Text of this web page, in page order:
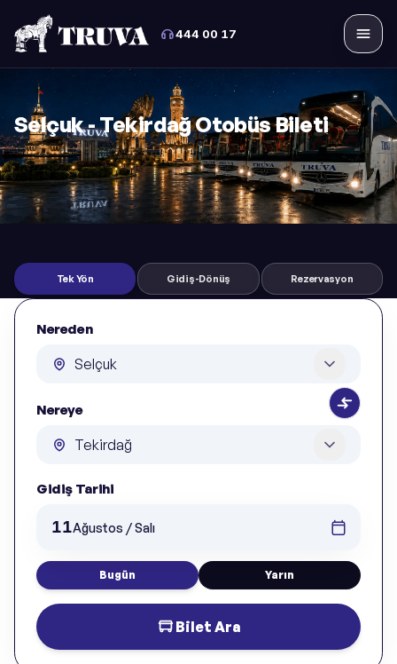
444 00 17
Selçuk - Tekirdağ Otobüs Bileti
Tek Yön Gidiş-Dönüş Rezervasyon
Nereden
Nereye
Gidiş Tarihi
11Ağustos / Salı
Bugün Yarın
Bilet Ara